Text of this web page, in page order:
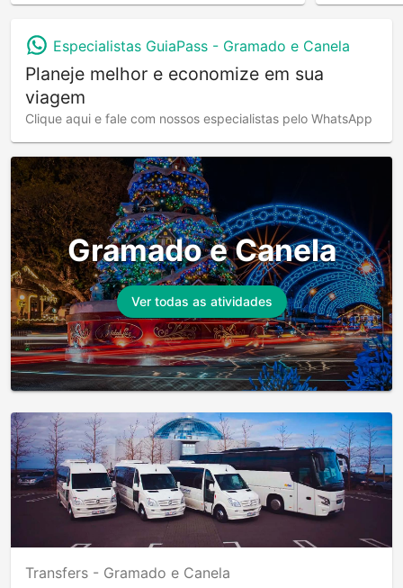
Especialistas GuiaPass - Gramado e Canela
Planeje melhor e economize em sua
viagem
Clique aqui e fale com nossos especialistas pelo WhatsApp
Gramado e Canela
Ver todas as atividades
Transfers - Gramado e Canela